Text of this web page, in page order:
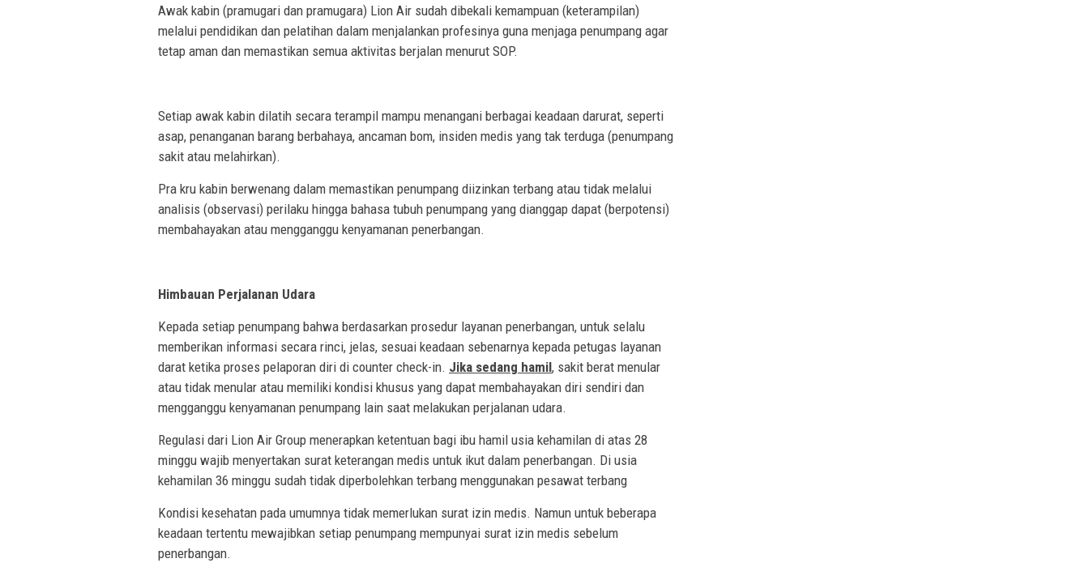
Awak kabin (pramugari dan pramugara) Lion Air sudah dibekali kemampuan (keterampilan)
melalui pendidikan dan pelatihan dalam menjalankan profesinya guna menjaga penumpang agar
tetap aman dan memastikan semua aktivitas berjalan menurut SOP.
Setiap awak kabin dilatih secara terampil mampu menangani berbagai keadaan darurat, seperti
asap, penanganan barang berbahaya, ancaman bom, insiden medis yang tak terduga (penumpang
sakit atau melahirkan).
Pra kru kabin berwenang dalam memastikan penumpang diizinkan terbang atau tidak melalui
analisis (observasi) perilaku hingga bahasa tubuh penumpang yang dianggap dapat (berpotensi)
membahayakan atau mengganggu kenyamanan penerbangan.
Himbauan Perjalanan Udara
Kepada setiap penumpang bahwa berdasarkan prosedur layanan penerbangan, untuk selalu
memberikan informasi secara rinci, jelas, sesuai keadaan sebenarnya kepada petugas layanan
darat ketika proses pelaporan diri di counter check-in. Jika sedang hamil, sakit berat menular
atau tidak menular atau memiliki kondisi khusus yang dapat membahayakan diri sendiri dan
mengganggu kenyamanan penumpang lain saat melakukan perjalanan udara.
Regulasi dari Lion Air Group menerapkan ketentuan bagi ibu hamil usia kehamilan di atas 28
minggu wajib menyertakan surat keterangan medis untuk ikut dalam penerbangan. Di usia
kehamilan 36 minggu sudah tidak diperbolehkan terbang menggunakan pesawat terbang
Kondisi kesehatan pada umumnya tidak memerlukan surat izin medis. Namun untuk beberapa
keadaan tertentu mewajibkan setiap penumpang mempunyai surat izin medis sebelum
penerbangan.